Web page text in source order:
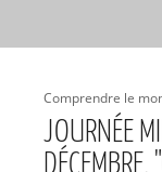
Comprendre le
JOURNÉE
DÉCEMBRE.